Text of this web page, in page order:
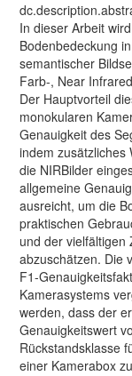
In dieser Arbeit
Bodenbedeckung
semantischer
Farb-, Near
Der Hauptvorteil
monokularen
Genauigkeit des
indem zusätzliches
die NIRBilder
allgemeine
ausreicht, um die
praktischen
und der vielfältigen
abzuschätzen. Die
F1-
Kamerasystems
werden, dass der
Genauigkeitswert
Rückstandsklasse
einer Kamerabox